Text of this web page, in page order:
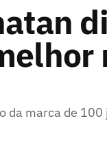
da marca de